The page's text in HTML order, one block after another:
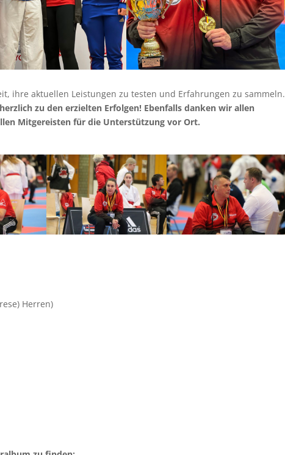
ihre aktuellen Leistungen zu testen und Erfahrungen zu sammeln.
zu den erzielten Erfolgen! Ebenfalls danken wir allen
Mitgereisten für die Unterstützung vor Ort.
Herren)